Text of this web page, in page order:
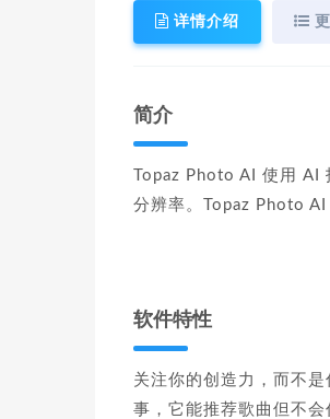
详情介绍
简介
Topaz Photo AI 使用 AI
分辨率。Topaz Photo AI
软件特性
关注你的创造力，而不
事，它能推荐歌曲但不